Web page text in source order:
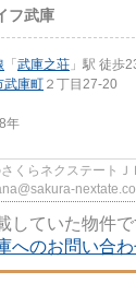
フ武庫
「 武庫之荘 」駅 徒歩
武庫町 ２丁目27-20
年
くらネクステート
していた物件で
へのお問い合